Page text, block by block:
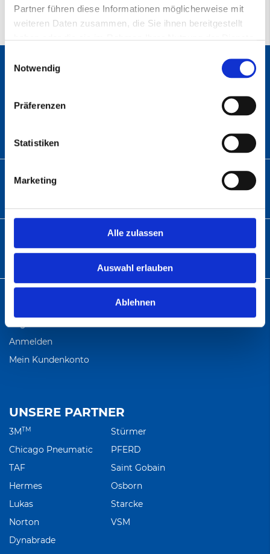
Partner führen diese Informationen möglicherweise mit
weiteren Daten zusammen, die Sie ihnen bereitgestellt
Notwendig
Präferenzen
Statistiken
Marketing
Alle zulassen
Auswahl erlauben
Ablehnen
Abratec GmbH
TELEFON
Anmelden
Mein Kundenkonto
UNSERE PARTNER
3MTM
Chicago Pneumatic
TAF
Hermes
Lukas
Norton
Dynabrade
Stürmer
PFERD
Saint Gobain
Osborn
Starcke
VSM